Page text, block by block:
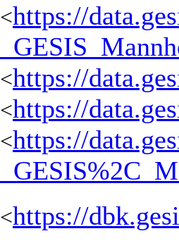
<https://
<https://
<https://
<https://
<https://